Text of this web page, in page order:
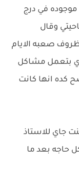
موجوده في درج
وقال
صعبه الايام
دي بتعمل مشاكل
كده انها كانت
جاي للاستاذ
حاجه بعد ما